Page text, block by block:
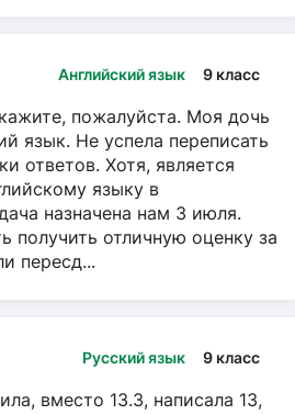
Английский язык 9 класс
пожалуйста. Моя дочь
язык. Не успела переписать
ответов. Хотя, является
языку в
назначена нам 3 июля.
получить отличную оценку за
пересд...
Русский язык 9 класс
вместо 13.3, написала 13,